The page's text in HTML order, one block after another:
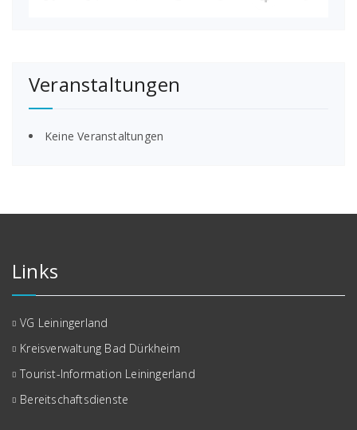
Veranstaltungen
Keine Veranstaltungen
Links
VG Leiningerland
Kreisverwaltung Bad Dürkheim
Tourist-Information Leiningerland
Bereitschaftsdienste